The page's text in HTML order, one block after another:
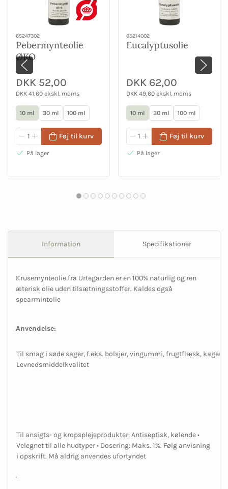
65247302
Pebermynteolie
ØKO
DKK 52,00
DKK 41,60 ekskl. moms
10 ml 30 ml 100 ml
Føj til kurv
På lager
65214002
Eucalyptusolie
DKK 62,00
DKK 49,60 ekskl. moms
10 ml 30 ml 100 ml
Føj til kurv
På lager
Information Specifikationer
Krusemynteolie fra Urtegarden er en 100% naturlig og ren
æterisk olie uden tilsætningsstoffer. Kaldes også
spearmintolie
Anvendelse:
Til smag i søde sager, f.eks. bolsjer, vingummi, frugtflæsk, kager
Levnedsmiddelkvalitet
Til ansigts- og kropsplejeprodukter: Antiseptisk, kølende •
Velegnet til alle hudtyper • Dosering: Maks. 1%. Følg anvisning
i opskrift. Må aldrig anvendes ufortyndet
.